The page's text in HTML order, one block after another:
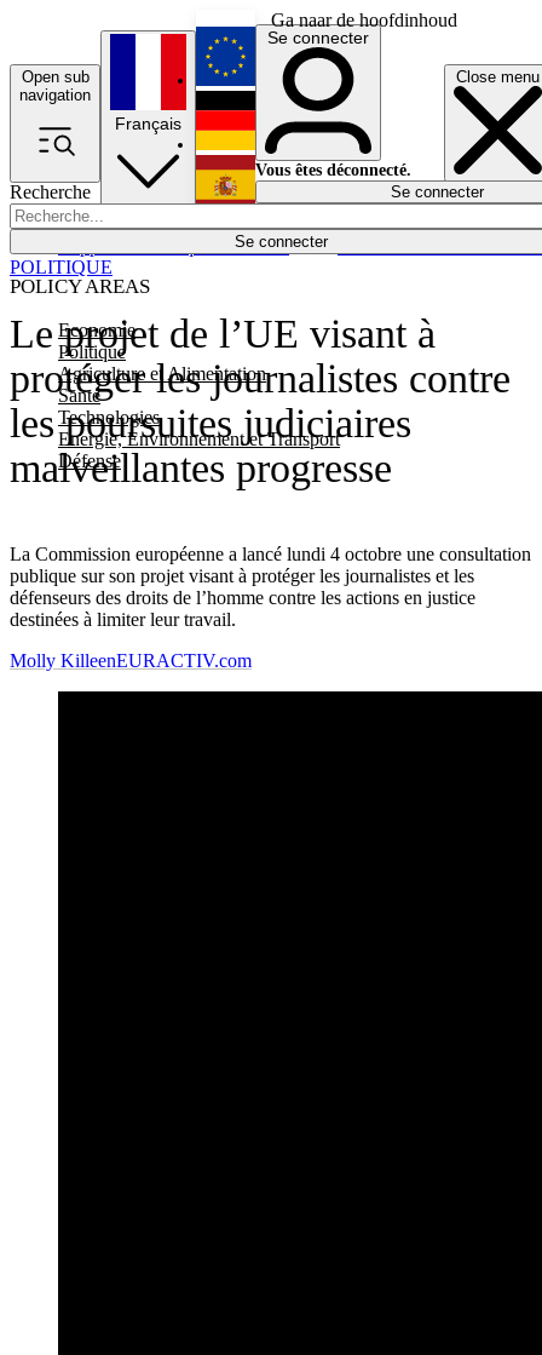
Ga naar de hoofdinhoud
Open sub
navigation
Close menu
Recherche
Se connecter
POLICY AREAS
Economie
Politique
Agriculture et Alimentation
Santé
Technologies
Energie, Environnement et Transport
Défense
Économie
Français
English
Deutsch
Español
Se connecter
Vous êtes déconnecté.
Se connecter
Le projet de l’UE visant à
protéger les journalistes contre
les poursuites judiciaires
malveillantes progresse
La Commission européenne a lancé lundi 4 octobre une consultation
publique sur son projet visant à protéger les journalistes et les
défenseurs des droits de l’homme contre les actions en justice
destinées à limiter leur travail.
POLITIQUE
Molly KilleenEURACTIV.com